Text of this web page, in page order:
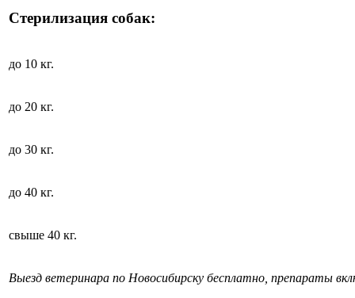
Стерилизация собак:
до 10 кг.
до 20 кг.
до 30 кг.
до 40 кг.
свыше 40 кг.
Выезд ветеринара по Новосибирску бесплатно, препараты